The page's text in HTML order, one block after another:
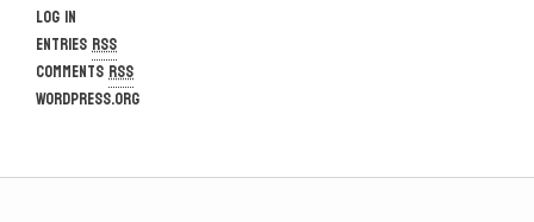
Log in
EntriesRSS
CommentsRSS
WordPress.org